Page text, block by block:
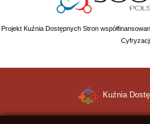
Projekt Kuźnia Dostępnych Stron
Cyfryzacji
Kuźnia